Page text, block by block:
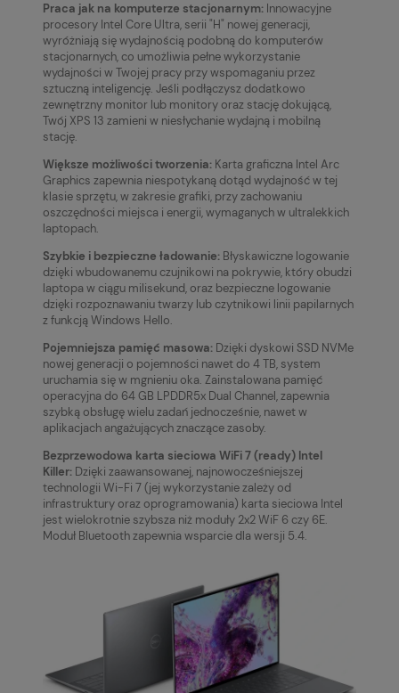
Praca jak na komputerze stacjonarnym: Innowacyjne
procesory Intel Core Ultra, serii "H" nowej generacji,
wyróżniają się wydajnością podobną do komputerów
stacjonarnych, co umożliwia pełne wykorzystanie
wydajności w Twojej pracy przy wspomaganiu przez
sztuczną inteligencję. Jeśli podłączysz dodatkowo
zewnętrzny monitor lub monitory oraz stację dokującą,
Twój XPS 13 zamieni w niesłychanie wydajną i mobilną
stację.
Większe możliwości tworzenia: Karta graficzna Intel Arc
Graphics zapewnia niespotykaną dotąd wydajność w tej
klasie sprzętu, w zakresie grafiki, przy zachowaniu
oszczędności miejsca i energii, wymaganych w ultralekkich
laptopach.
Szybkie i bezpieczne ładowanie: Błyskawiczne logowanie
dzięki wbudowanemu czujnikowi na pokrywie, który obudzi
laptopa w ciągu milisekund, oraz bezpieczne logowanie
dzięki rozpoznawaniu twarzy lub czytnikowi linii papilarnych
z funkcją Windows Hello.
Pojemniejsza pamięć masowa: Dzięki dyskowi SSD NVMe
nowej generacji o pojemności nawet do 4 TB, system
uruchamia się w mgnieniu oka. Zainstalowana pamięć
operacyjna do 64 GB LPDDR5x Dual Channel, zapewnia
szybką obsługę wielu zadań jednocześnie, nawet w
aplikacjach angażujących znaczące zasoby.
Bezprzewodowa karta sieciowa WiFi 7 (ready) Intel
Killer: Dzięki zaawansowanej, najnowocześniejszej
technologii Wi-Fi 7 (jej wykorzystanie zależy od
infrastruktury oraz oprogramowania) karta sieciowa Intel
jest wielokrotnie szybsza niż moduły 2x2 WiF 6 czy 6E.
Moduł Bluetooth zapewnia wsparcie dla wersji 5.4.